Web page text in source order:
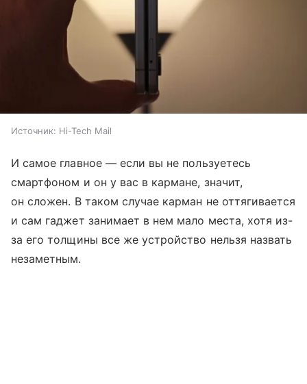
Источник: Hi-Tech Mail
И самое главное — если вы не пользуетесь
смартфоном и он у вас в кармане, значит,
он сложен. В таком случае карман не оттягивается
и сам гаджет занимает в нем мало места, хотя из-
за его толщины все же устройство нельзя назвать
незаметным.